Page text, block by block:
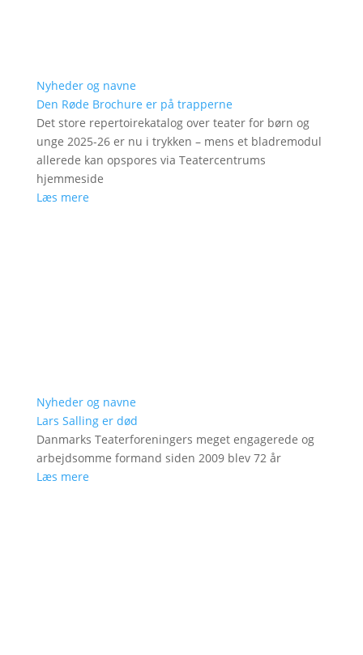
Nyheder og navne
Den Røde Brochure er på trapperne
Det store repertoirekatalog over teater for børn og
unge 2025-26 er nu i trykken – mens et bladremodul
allerede kan opspores via Teatercentrums
hjemmeside
Læs mere
Nyheder og navne
Lars Salling er død
Danmarks Teaterforeningers meget engagerede og
arbejdsomme formand siden 2009 blev 72 år
Læs mere